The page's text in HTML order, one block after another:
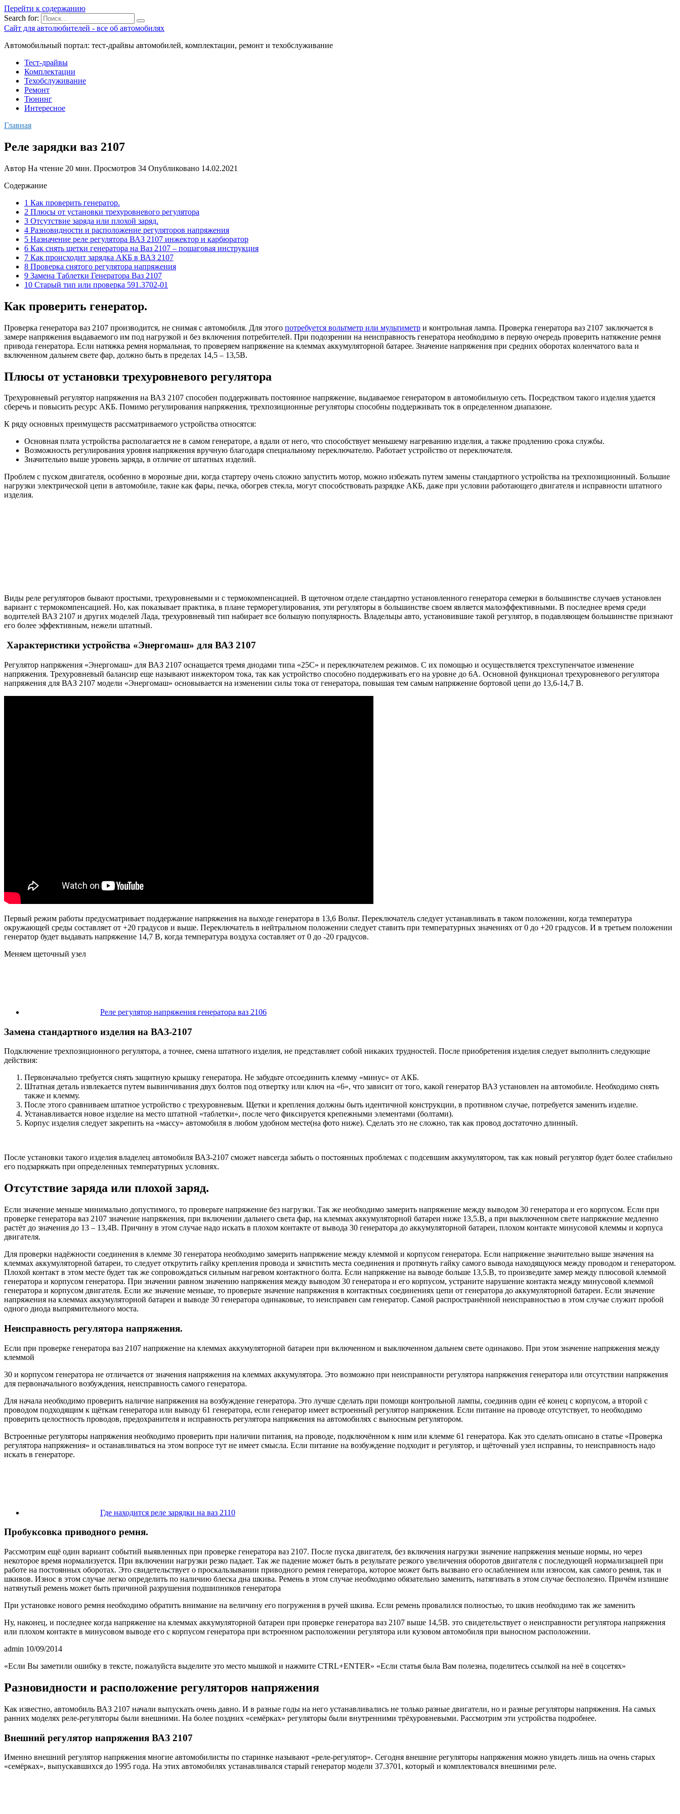
Перейти к содержанию
Search for:
Сайт для автолюбителей - все об автомобилях
Автомобильный портал: тест-драйвы автомобилей, комплектации, ремонт и техобслуживание
Тест-драйвы
Комплектации
Техобслуживание
Ремонт
Тюнинг
Интересное
Главная
Реле зарядки ваз 2107
Автор На чтение 20 мин. Просмотров 34 Опубликовано 14.02.2021
Содержание
1 Как проверить генератор.
2 Плюсы от установки трехуровневого регулятора
3 Отсутствие заряда или плохой заряд.
4 Разновидности и расположение регуляторов напряжения
5 Назначение реле регулятора ВАЗ 2107 инжектор и карбюратор
6 Как снять щетки генератора на Ваз 2107 – пошаговая инструкция
7 Как происходит зарядка АКБ в ВАЗ 2107
8 Проверка снятого регулятора напряжения
9 Замена Таблетки Генератора Ваз 2107
10 Старый тип или проверка 591.3702-01
Как проверить генератор.
Проверка генератора ваз 2107 производится, не снимая с автомобиля. Для этого потребуется вольтметр или мультиметр и контрольная лампа. Проверка генератора ваз 2107 заключается в
замере напряжения выдаваемого им под нагрузкой и без включения потребителей. При подозрении на неисправность генератора необходимо в первую очередь проверить натяжение ремня
привода генератора. Если натяжка ремня нормальная, то проверяем напряжение на клеммах аккумуляторной батарее. Значение напряжения при средних оборотах коленчатого вала и
включенном дальнем свете фар, должно быть в пределах 14,5 – 13,5В.
Плюсы от установки трехуровневого регулятора
Трехуровневый регулятор напряжения на ВАЗ 2107 способен поддерживать постоянное напряжение, выдаваемое генератором в автомобильную сеть. Посредством такого изделия удается
сберечь и повысить ресурс АКБ. Помимо регулирования напряжения, трехпозиционные регуляторы способны поддерживать ток в определенном диапазоне.
К ряду основных преимуществ рассматриваемого устройства относятся:
Основная плата устройства располагается не в самом генераторе, а вдали от него, что способствует меньшему нагреванию изделия, а также продлению срока службы.
Возможность регулирования уровня напряжения вручную благодаря специальному переключателю. Работает устройство от переключателя.
Значительно выше уровень заряда, в отличие от штатных изделий.
Проблем с пуском двигателя, особенно в морозные дни, когда стартеру очень сложно запустить мотор, можно избежать путем замены стандартного устройства на трехпозиционный. Большие
нагрузки электрической цепи в автомобиле, такие как фары, печка, обогрев стекла, могут способствовать разрядке АКБ, даже при условии работающего двигателя и исправности штатного
изделия.
Виды реле регуляторов бывают простыми, трехуровневыми и с термокомпенсацией. В щеточном отделе стандартно установленного генератора семерки в большинстве случаев установлен
вариант с термокомпенсацией. Но, как показывает практика, в плане терморегулирования, эти регуляторы в большинстве своем является малоэффективными. В последнее время среди
водителей ВАЗ 2107 и других моделей Лада, трехуровневый тип набирает все большую популярность. Владельцы авто, установившие такой регулятор, в подавляющем большинстве признают
его более эффективным, нежели штатный.
Характеристики устройства «Энергомаш» для ВАЗ 2107
Регулятор напряжения «Энергомаш» для ВАЗ 2107 оснащается тремя диодами типа «25С» и переключателем режимов. С их помощью и осуществляется трехступенчатое изменение
напряжения. Трехуровневый балансир еще называют инжектором тока, так как устройство способно поддерживать его на уровне до 6А. Основной функционал трехуровневого регулятора
напряжения для ВАЗ 2107 модели «Энергомаш» основывается на изменении силы тока от генератора, повышая тем самым напряжение бортовой цепи до 13,6-14,7 В.
Первый режим работы предусматривает поддержание напряжения на выходе генератора в 13,6 Вольт. Переключатель следует устанавливать в таком положении, когда температура
окружающей среды составляет от +20 градусов и выше. Переключатель в нейтральном положении следует ставить при температурных значениях от 0 до +20 градусов. И в третьем положении
генератор будет выдавать напряжение 14,7 В, когда температура воздуха составляет от 0 до -20 градусов.
Меняем щеточный узел
Реле регулятор напряжения генератора ваз 2106
Замена стандартного изделия на ВАЗ-2107
Подключение трехпозиционного регулятора, а точнее, смена штатного изделия, не представляет собой никаких трудностей. После приобретения изделия следует выполнить следующие
действия:
Первоначально требуется снять защитную крышку генератора. Не забудьте отсоединить клемму «минус» от АКБ.
Штатная деталь извлекается путем вывинчивания двух болтов под отвертку или ключ на «6», что зависит от того, какой генератор ВАЗ установлен на автомобиле. Необходимо снять
также и клемму.
После этого сравниваем штатное устройство с трехуровневым. Щетки и крепления должны быть идентичной конструкции, в противном случае, потребуется заменить изделие.
Устанавливается новое изделие на место штатной «таблетки», после чего фиксируется крепежными элементами (болтами).
Корпус изделия следует закрепить на «массу» автомобиля в любом удобном месте(на фото ниже). Сделать это не сложно, так как провод достаточно длинный.
После установки такого изделия владелец автомобиля ВАЗ-2107 сможет навсегда забыть о постоянных проблемах с подсевшим аккумулятором, так как новый регулятор будет более стабильно
его подзаряжать при определенных температурных условиях.
Отсутствие заряда или плохой заряд.
Если значение меньше минимально допустимого, то проверьте напряжение без нагрузки. Так же необходимо замерить напряжение между выводом 30 генератора и его корпусом. Если при
проверке генератора ваз 2107 значение напряжения, при включении дальнего света фар, на клеммах аккумуляторной батареи ниже 13,5.В, а при выключенном свете напряжение медленно
растёт до значения до 13 – 13,4В. Причину в этом случае надо искать в плохом контакте от вывода 30 генератора до аккумуляторной батареи, плохом контакте минусовой клеммы и корпуса
двигателя.
Для проверки надёжности соединения в клемме 30 генератора необходимо замерить напряжение между клеммой и корпусом генератора. Если напряжение значительно выше значения на
клеммах аккумуляторной батареи, то следует открутить гайку крепления провода и зачистить места соединения и протянуть гайку самого вывода находящуюся между проводом и генератором.
Плохой контакт в этом месте будет так же сопровождаться сильным нагревом контактного болта. Если напряжение на выводе больше 13,5.В, то произведите замер между плюсовой клеммой
генератора и корпусом генератора. При значении равном значению напряжения между выводом 30 генератора и его корпусом, устраните нарушение контакта между минусовой клеммой
генератора и корпусом двигателя. Если же значение меньше, то проверьте значение напряжения в контактных соединениях цепи от генератора до аккумуляторной батареи. Если значение
напряжения на клеммах аккумуляторной батареи и выводе 30 генератора одинаковые, то неисправен сам генератор. Самой распространённой неисправностью в этом случае служит пробой
одного диода выпрямительного моста.
Неисправность регулятора напряжения.
Если при проверке генератора ваз 2107 напряжение на клеммах аккумуляторной батареи при включенном и выключенном дальнем свете одинаково. При этом значение напряжения между
клеммой
30 и корпусом генератора не отличается от значения напряжения на клеммах аккумулятора. Это возможно при неисправности регулятора напряжения генератора или отсутствии напряжения
для первоначального возбуждения, неисправность самого генератора.
Для начала необходимо проверить наличие напряжения на возбуждение генератора. Это лучше сделать при помощи контрольной лампы, соединив один её конец с корпусом, а второй с
проводом подходящим к щёткам генератора или выводу 61 генератора, если генератор имеет встроенный регулятор напряжения. Если питание на проводе отсутствует, то необходимо
проверить целостность проводов, предохранителя и исправность регулятора напряжения на автомобилях с выносным регулятором.
Встроенные регуляторы напряжения необходимо проверить при наличии питания, на проводе, подключённом к ним или клемме 61 генератора. Как это сделать описано в статье «Проверка
регулятора напряжения» и останавливаться на этом вопросе тут не имеет смысла. Если питание на возбуждение подходит и регулятор, и щёточный узел исправны, то неисправность надо
искать в генераторе.
Где находится реле зарядки на ваз 2110
Пробуксовка приводного ремня.
Рассмотрим ещё один вариант событий выявленных при проверке генератора ваз 2107. После пуска двигателя, без включения нагрузки значение напряжения меньше нормы, но через
некоторое время нормализуется. При включении нагрузки резко падает. Так же падение может быть в результате резкого увеличения оборотов двигателя с последующей нормализацией при
работе на постоянных оборотах. Это свидетельствует о проскальзывании приводного ремня генератора, которое может быть вызвано его ослаблением или износом, как самого ремня, так и
шкивов. Износ в этом случае легко определить по наличию блеска дна шкива. Ремень в этом случае необходимо обязательно заменить, натягивать в этом случае бесполезно. Причём излишне
натянутый ремень может быть причиной разрушения подшипников генератора
При установке нового ремня необходимо обратить внимание на величину его погружения в ручей шкива. Если ремень провалился полностью, то шкив необходимо так же заменить
Ну, наконец, и последнее когда напряжение на клеммах аккумуляторной батареи при проверке генератора ваз 2107 выше 14,5В. это свидетельствует о неисправности регулятора напряжения
или плохом контакте в минусовом выводе его с корпусом генератора при встроенном расположении регулятора или кузовом автомобиля при выносном расположении.
admin 10/09/2014
«Если Вы заметили ошибку в тексте, пожалуйста выделите это место мышкой и нажмите CTRL+ENTER» «Если статья была Вам полезна, поделитесь ссылкой на неё в соцсетях»
Разновидности и расположение регуляторов напряжения
Как известно, автомобиль ВАЗ 2107 начали выпускать очень давно. И в разные годы на него устанавливались не только разные двигатели, но и разные регуляторы напряжения. На самых
ранних моделях реле-регуляторы были внешними. На более поздних «семёрках» регуляторы были внутренними трёхуровневыми. Рассмотрим эти устройства подробнее.
Внешний регулятор напряжения ВАЗ 2107
Именно внешний регулятор напряжения многие автомобилисты по старинке называют «реле-регулятор». Сегодня внешние регуляторы напряжения можно увидеть лишь на очень старых
«семёрках», выпускавшихся до 1995 года. На этих автомобилях устанавливался старый генератор модели 37.3701, который и комплектовался внешними реле.